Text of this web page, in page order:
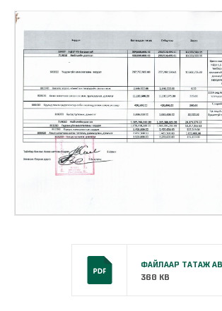
ФАЙЛААР ТАТАЖ
360 KB